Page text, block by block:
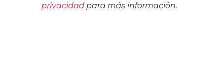
privacidad para más información.